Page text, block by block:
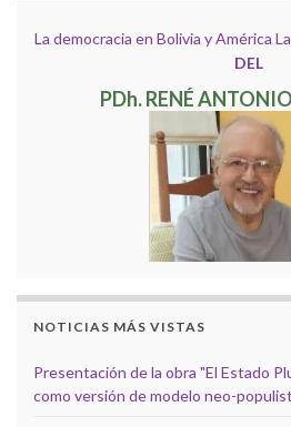
La democracia en Bolivia y América
DEL
PDh. RENÉ
NOTICIAS MÁS VISTAS
Presentación de la obra "El Estado
como versión de modelo neo-